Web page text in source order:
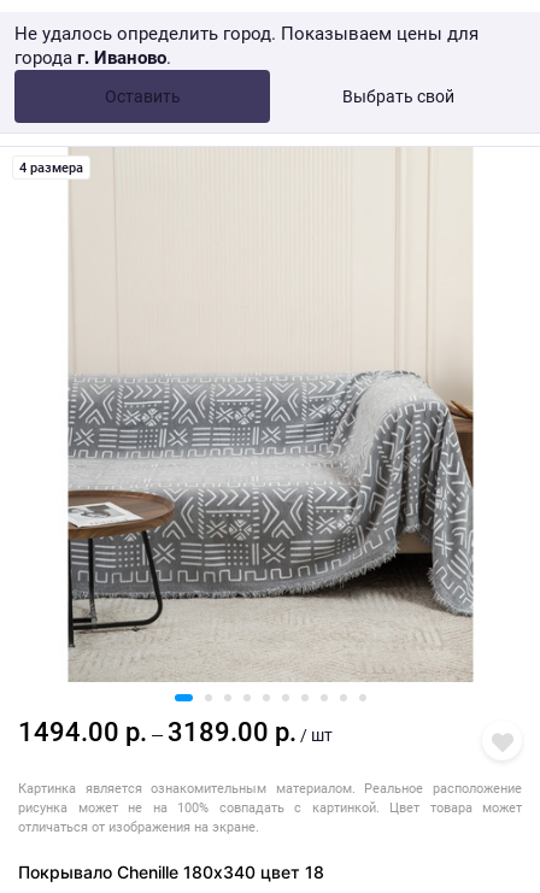
Не удалось определить город. Показываем цены для
города г. Иваново.
Оставить Выбрать свой
от 10 000 ₽ Розница → WB
4 размера
1494.00 р. — 3189.00 р. / шт
Картинка является ознакомительным материалом. Реальное расположение
рисунка может не на 100% совпадать с картинкой. Цвет товара может
отличаться от изображения на экране.
Покрывало Chenille 180х340 цвет 18